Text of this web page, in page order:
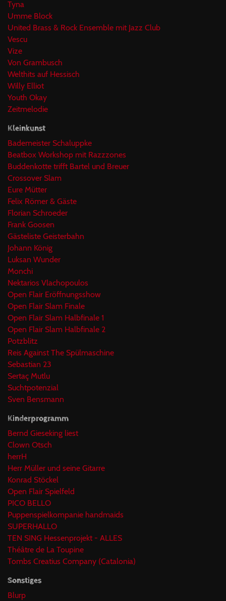
Tyna
Umme Block
United Brass & Rock Ensemble mit Jazz Club
Vescu
Vize
Von Grambusch
Welthits auf Hessisch
Willy Elliot
Youth Okay
Zeitmelodie
Kleinkunst
Bademeister Schaluppke
Beatbox Workshop mit Razzzones
Buddenkotte trifft Bartel und Breuer
Crossover Slam
Eure Mütter
Felix Römer & Gäste
Florian Schroeder
Frank Goosen
Gästeliste Geisterbahn
Johann König
Luksan Wunder
Monchi
Nektarios Vlachopoulos
Open Flair Eröffnungsshow
Open Flair Slam Finale
Open Flair Slam Halbfinale 1
Open Flair Slam Halbfinale 2
Potzblitz
Reis Against The Spülmaschine
Sebastian 23
Sertaç Mutlu
Suchtpotenzial
Sven Bensmann
Kinderprogramm
Bernd Gieseking liest
Clown Otsch
herrH
Herr Müller und seine Gitarre
Konrad Stöckel
Open Flair Spielfeld
PICO BELLO
Puppenspielkompanie handmaids
SUPERHALLO
TEN SING Hessenprojekt - ALLES
Théâtre de La Toupine
Tombs Creatius Company (Catalonia)
Sonstiges
Blurp